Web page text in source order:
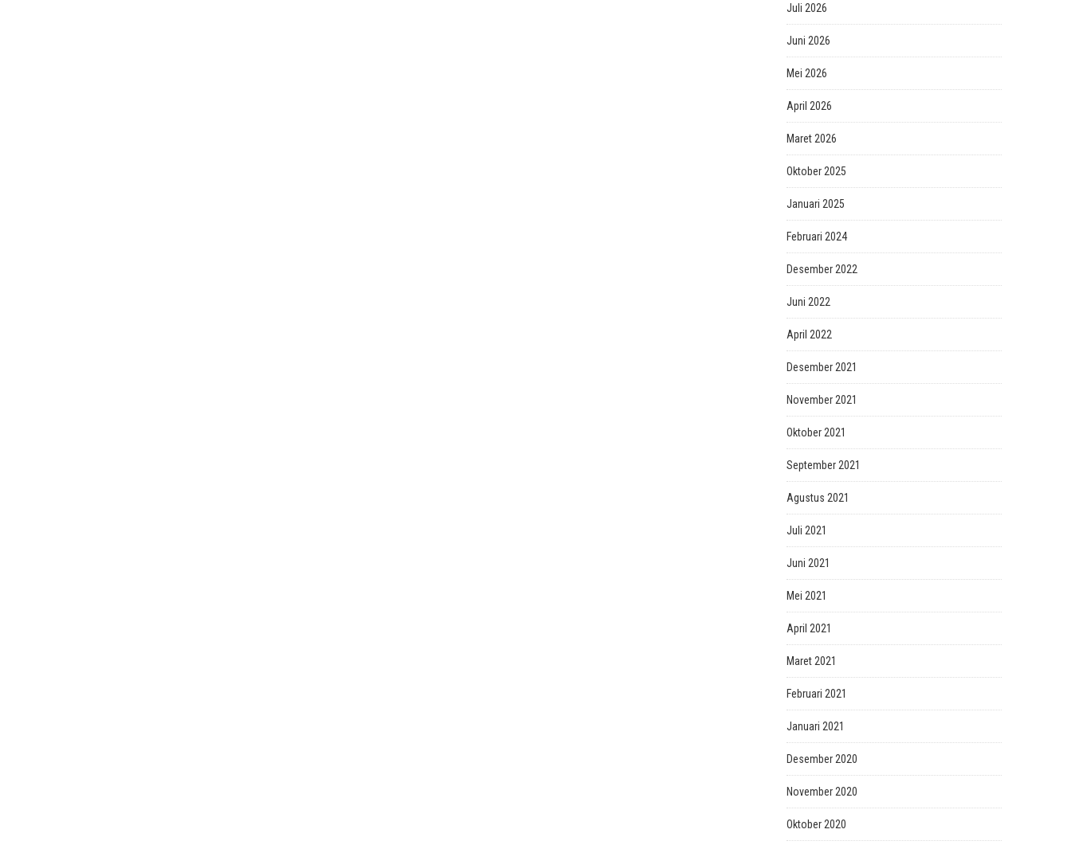
Juli 2026
Juni 2026
Mei 2026
April 2026
Maret 2026
Oktober 2025
Januari 2025
Februari 2024
Desember 2022
Juni 2022
April 2022
Desember 2021
November 2021
Oktober 2021
September 2021
Agustus 2021
Juli 2021
Juni 2021
Mei 2021
April 2021
Maret 2021
Februari 2021
Januari 2021
Desember 2020
November 2020
Oktober 2020